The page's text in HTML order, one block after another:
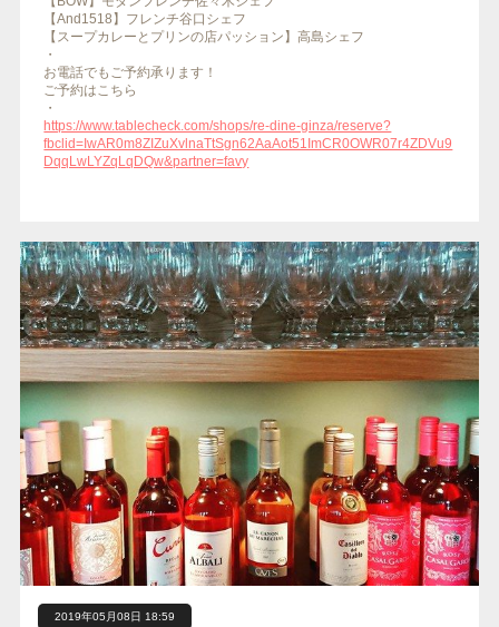
【And1518】フレンチ谷口シェフ
【スープカレーとプリンの店パッション】高島シェフ
・
お電話でもご予約承ります！
ご予約はこちら
・
https://www.tablecheck.com/shops/re-dine-ginza/reserve?
fbclid=IwAR0m8ZIZuXvlnaTtSgn62AaAot51ImCR0OWR07r4ZDVu9
DqqLwLYZqLqDQw&partner=favy
2019年05月08日 18:59